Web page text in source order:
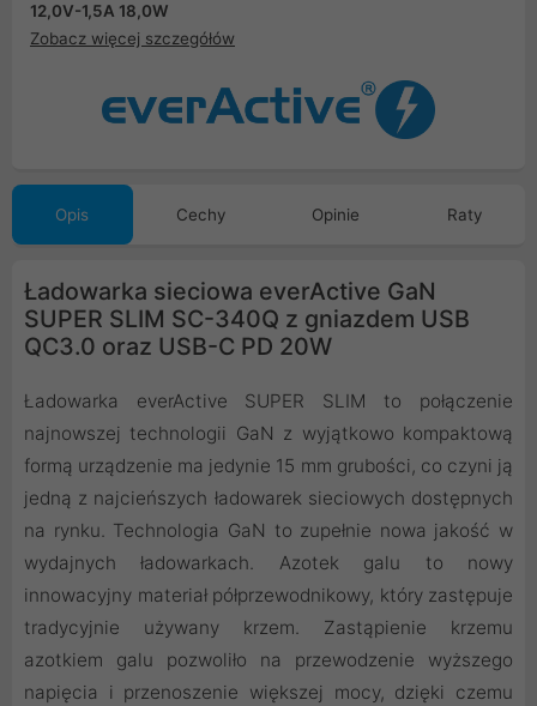
12,0V-1,5A 18,0W
Zobacz więcej szczegółów
Opis Cechy Opinie Raty
Ładowarka sieciowa everActive GaN
SUPER SLIM SC-340Q z gniazdem USB
QC3.0 oraz USB-C PD 20W
Ładowarka everActive SUPER SLIM to połączenie
najnowszej technologii GaN z wyjątkowo kompaktową
formą urządzenie ma jedynie 15 mm grubości, co czyni ją
jedną z najcieńszych ładowarek sieciowych dostępnych
na rynku. Technologia GaN to zupełnie nowa jakość w
wydajnych ładowarkach. Azotek galu to nowy
innowacyjny materiał półprzewodnikowy, który zastępuje
tradycyjnie używany krzem. Zastąpienie krzemu
azotkiem galu pozwoliło na przewodzenie wyższego
napięcia i przenoszenie większej mocy, dzięki czemu